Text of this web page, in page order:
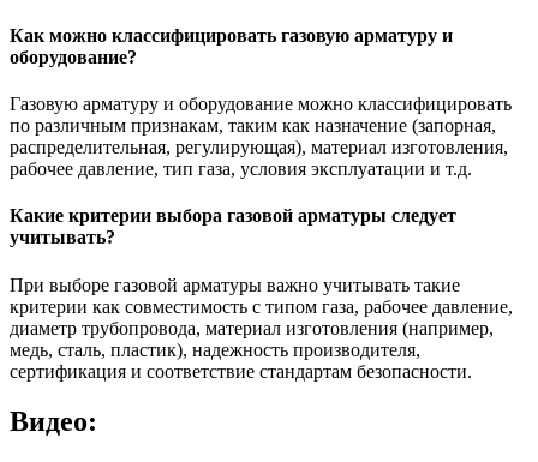
Как можно классифицировать газовую арматуру и
оборудование?
Газовую арматуру и оборудование можно классифицировать
по различным признакам, таким как назначение (запорная,
распределительная, регулирующая), материал изготовления,
рабочее давление, тип газа, условия эксплуатации и т.д.
Какие критерии выбора газовой арматуры следует
учитывать?
При выборе газовой арматуры важно учитывать такие
критерии как совместимость с типом газа, рабочее давление,
диаметр трубопровода, материал изготовления (например,
медь, сталь, пластик), надежность производителя,
сертификация и соответствие стандартам безопасности.
Видео: